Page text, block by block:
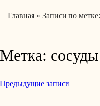
Главная » Записи по метке:
Метка: сосуды
Навигация
Предыдущие записи